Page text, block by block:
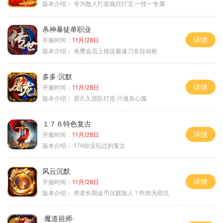
版本介绍： 专为散人打造疯狂打宝,一怪一专属
杀神暴徒单职业
开服时间： 11月/28日
版本介绍： 免费会员上线送极速刀全自动捡
详情
多多·沉默
开服时间： 11月/28日
版本介绍：
原久久团队打造·只做良心服
详情
１７６特色复古
开服时间： 11月/28日
版本介绍： 176你没玩过的复古
详情
风云沉默
开服时间： 11月/28日
版本介绍： 养老长期金币沉默散人？吃肉无暗坑
详情
·魔道祖师·